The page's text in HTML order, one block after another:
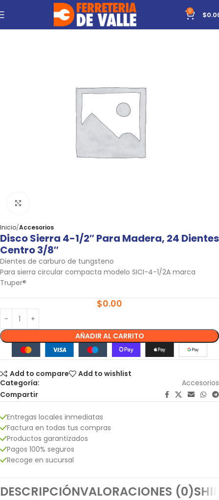
0 $
Inicio Accesorios
Disco Sierra 4-1/2″ Para Madera, 24 Dientes
Centro 3/8″
Dientes de carburo de tungsteno
Para sierra circular compacta modelo SICI-4-1/2A marca
Truper®
$0.00
AÑADIR AL CARRITO
Add to compare
Add to wishlist
Categoría:
Accesorios
Compartir
Entregas locales inmediatas
Factura en todas tus compras
Productos garantizados
Pagos 100% seguros
Recoge en sucursal
DESCRIPCIÓNVALORACIONES (0)